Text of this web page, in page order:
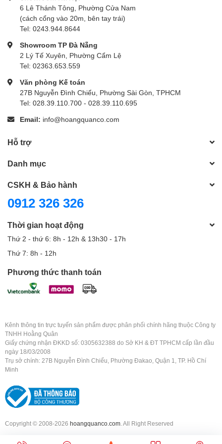
6 Lê Thánh Tông, Phường Cửa Nam
(cách cổng vào 20m, bên tay trái)
Tel: 0243.944.8644
Showroom TP Đà Nẵng
2 Lý Tế Xuyên, Phường Cẩm Lệ
Tel: 02363.653.559
Văn phòng Kế toán
27B Nguyễn Đình Chiểu, Phường Sài Gòn, TPHCM
Tel: 028.39.110.700 - 028.39.110.695
Email: info@hoangquanco.com
Hỗ trợ
Danh mục
CSKH & Bảo hành
0912 326 326
Thời gian hoạt động
Thứ 2 - thứ 6: 8h - 12h & 13h30 - 17h
Thứ 7: 8h - 12h
Phương thức thanh toán
Kênh thông tin trực tuyến sản phẩm được phân phối chính hãng thuộc Công ty
TNHH Hoằng Quân
Giấy chứng nhận ĐKKD số: 0305632388 do Sở KH & ĐT TPHCM cấp lần đầu
ngày 18/03/2008
Trụ sở chính: 27B Nguyễn Đình Chiểu, Phường Đakao, Quận 1, TP. Hồ Chí
Minh
Copyright © 2008-2026 hoangquanco.com. All Right Reserved